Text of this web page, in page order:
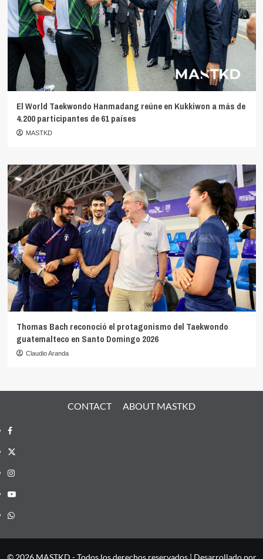
El World Taekwondo Hanmadang reúne en Kukkiwon a más de
4.200 participantes de 61 países
MASTKD
Thomas Bach reconoció el protagonismo del Taekwondo
guatemalteco en Santo Domingo 2026
Claudio Aranda
CONTACT ABOUT MASTKD
Facebook
X
Instagram
YouTube
Whatsapp